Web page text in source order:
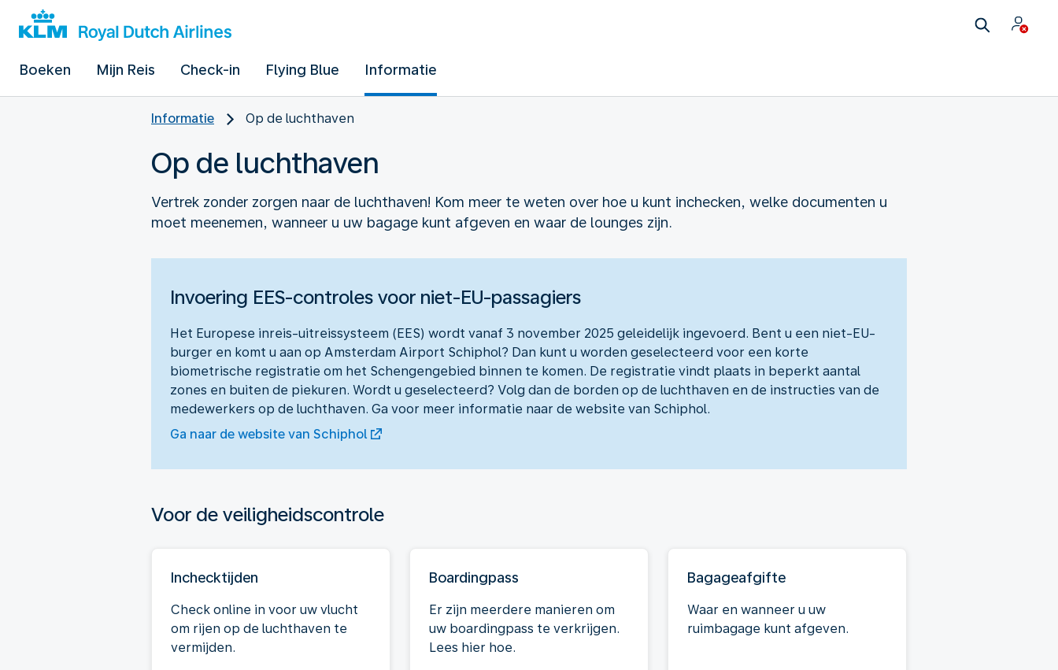
Boeken Mijn Reis Check-in Flying Blue Informatie
Informatie Op de luchthaven
Op de luchthaven
Vertrek zonder zorgen naar de luchthaven! Kom meer te weten over hoe u kunt inchecken, welke documenten u
moet meenemen, wanneer u uw bagage kunt afgeven en waar de lounges zijn.
Invoering EES-controles voor niet-EU-passagiers
Het Europese inreis-uitreissysteem (EES) wordt vanaf 3 november 2025 geleidelijk ingevoerd. Bent u een niet-EU-
burger en komt u aan op Amsterdam Airport Schiphol? Dan kunt u worden geselecteerd voor een korte
biometrische registratie om het Schengengebied binnen te komen. De registratie vindt plaats in beperkt aantal
zones en buiten de piekuren. Wordt u geselecteerd? Volg dan de borden op de luchthaven en de instructies van de
medewerkers op de luchthaven. Ga voor meer informatie naar de website van Schiphol.
Ga naar de website van Schiphol
Voor de veiligheidscontrole
Inchecktijden
Check online in voor uw vlucht
om rijen op de luchthaven te
vermijden.
Boardingpass
Er zijn meerdere manieren om
uw boardingpass te verkrijgen.
Lees hier hoe.
Bagageafgifte
Waar en wanneer u uw
ruimbagage kunt afgeven.